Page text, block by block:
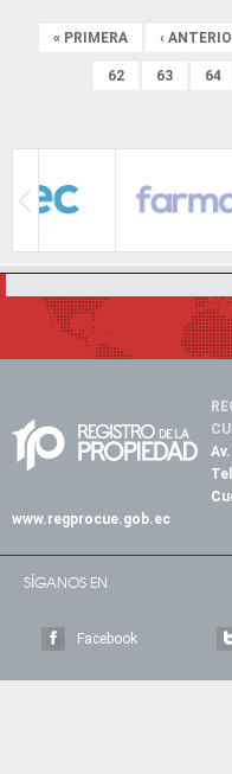
« PRIMERA ‹
62 63 64
www.regprocue.gob.ec
SÍGANOS EN
Facebook